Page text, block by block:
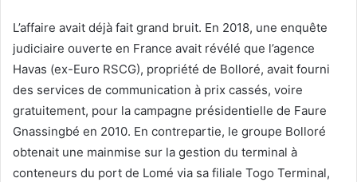
L’affaire avait déjà fait grand bruit. En 2018, une enquête
judiciaire ouverte en France avait révélé que l’agence
Havas (ex-Euro RSCG), propriété de Bolloré, avait fourni
des services de communication à prix cassés, voire
gratuitement, pour la campagne présidentielle de Faure
Gnassingbé en 2010. En contrepartie, le groupe Bolloré
obtenait une mainmise sur la gestion du terminal à
conteneurs du port de Lomé via sa filiale Togo Terminal,